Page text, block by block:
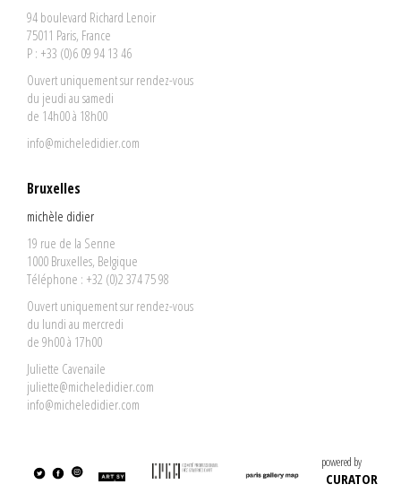
94 boulevard Richard Lenoir
75011 Paris, France
P : +33 (0)6 09 94 13 46
Ouvert uniquement sur rendez-vous
du jeudi au samedi
de 14h00 à 18h00
info@micheledidier.com
Bruxelles
michèle didier
19 rue de la Senne
1000 Bruxelles, Belgique
Téléphone : +32 (0)2 374 75 98
Ouvert uniquement sur rendez-vous
du lundi au mercredi
de 9h00 à 17h00
Juliette Cavenaile
juliette@micheledidier.com
info@micheledidier.com
powered by
CURATOR